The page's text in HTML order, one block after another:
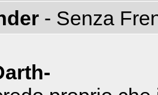
- Senza